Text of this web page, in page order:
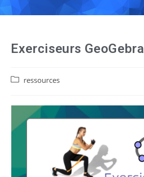
Exerciseurs GeoGebra
ressources